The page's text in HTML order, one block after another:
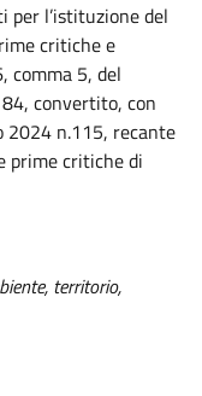
per l’istituzione del
critiche e
comma 5, del
convertito, con
2024 n.115, recante
prime critiche di
territorio,